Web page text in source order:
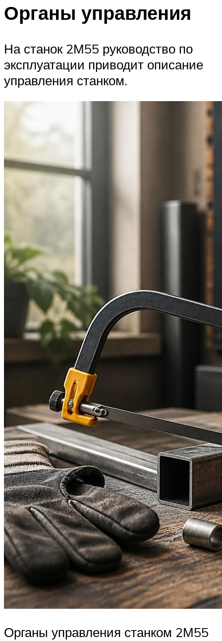
Органы управления
На станок 2М55 руководство по
эксплуатации приводит описание
управления станком.
Органы управления станком 2М55